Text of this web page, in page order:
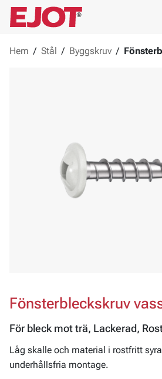
Hem / Stål / Byggskruv /
Fönsterbleckskruv
För bleck mot trä, Lackerad,
Låg skalle och material i rostfritt
underhållsfria montage.